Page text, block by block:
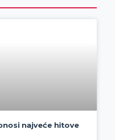
najveće hitove